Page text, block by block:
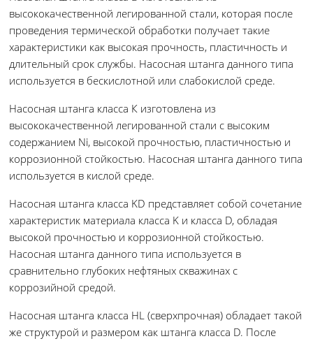
высококачественной легированной стали, которая после
проведения термической обработки получает такие
характеристики как высокая прочность, пластичность и
длительный срок службы. Насосная штанга данного типа
используется в бескислотной или слабокислой среде.
Насосная штанга класса К изготовлена из
высококачественной легированной стали с высоким
содержанием Ni, высокой прочностью, пластичностью и
коррозионной стойкостью. Насосная штанга данного типа
используется в кислой среде.
Насосная штанга класса KD представляет собой сочетание
характеристик материала класса K и класса D, обладая
высокой прочностью и коррозионной стойкостью.
Насосная штанга данного типа используется в
сравнительно глубоких нефтяных скважинах с
коррозийной средой.
Насосная штанга класса HL (сверхпрочная) обладает такой
же структурой и размером как штанга класса D. После